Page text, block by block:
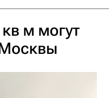
м могут